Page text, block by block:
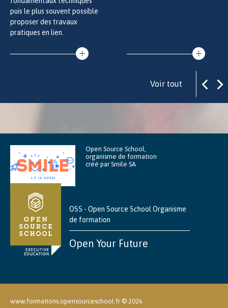
puis le plus souvent possible
proposer des travaux
pratiques en lien.
Voir tout
Open Source School,
organisme de formation
créé par Smile SA
OSS - Open Source School Organisme
de formation
Open Your Future
www.formations.opensourceschool.fr © 2026